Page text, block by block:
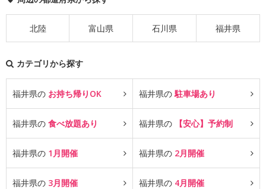
北陸 富山県 石川県 福井県
カテゴリから探す
福井県の お持ち帰りOK 福井県の駐車場あり
福井県の 食べ放題あり 福井県の 【安心】予約制
福井県の 1月開催 福井県の 2月開催
福井県の 3月開催 福井県の 4月開催